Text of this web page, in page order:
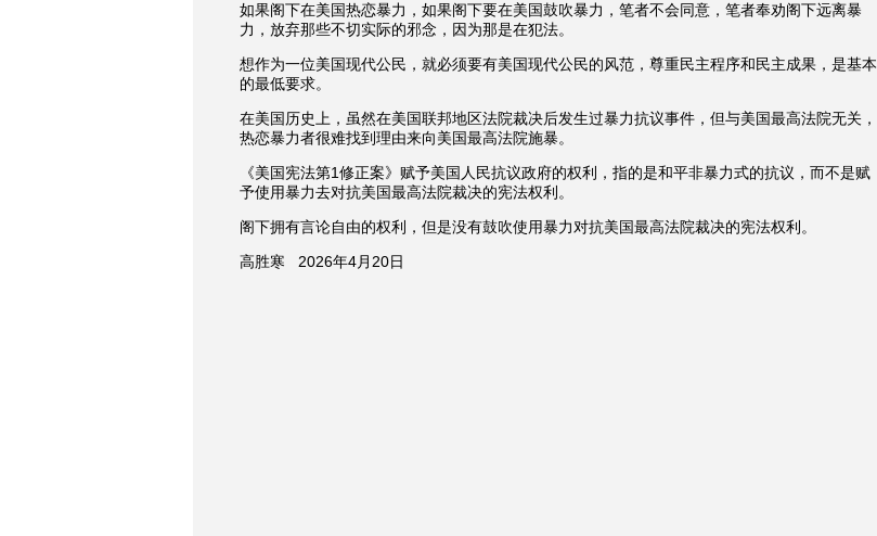
如果阁下在美国热恋暴力，如果阁下要在美国鼓吹暴力，笔者不会同意，笔者奉劝阁下远离暴
力，放弃那些不切实际的邪念，因为那是在犯法。
想作为一位美国现代公民，就必须要有美国现代公民的风范，尊重民主程序和民主成果，是基本
的最低要求。
在美国历史上，虽然在美国联邦地区法院裁决后发生过暴力抗议事件，但与美国最高法院无关，
热恋暴力者很难找到理由来向美国最高法院施暴。
《美国宪法第1修正案》赋予美国人民抗议政府的权利，指的是和平非暴力式的抗议，而不是赋
予使用暴力去对抗美国最高法院裁决的宪法权利。
阁下拥有言论自由的权利，但是没有鼓吹使用暴力对抗美国最高法院裁决的宪法权利。
高胜寒 2026年4月20日